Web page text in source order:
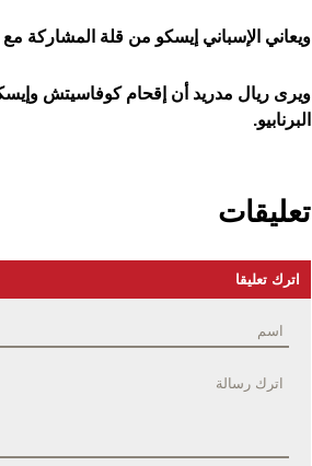
ويعاني الإسباني إيسكو من قلة المشاركة
ويرى ريال مدريد أن إقحام كوفاسيتش
البرنابيو.
تعليقات
اترك تعليقا